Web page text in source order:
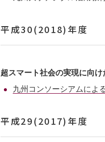
平成30(2018)年度
超スマート社会の実現に向
九州コンソーシアムによ
平成29(2017)年度